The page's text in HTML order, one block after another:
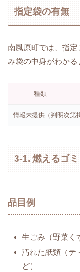
指定袋の有無
南風原町では、指
み袋の中身がわかる
種類
情報未提供（判明次第
3-1. 燃えるゴミ
品目例
生ごみ（野菜く
汚れた紙類（テ
ど）